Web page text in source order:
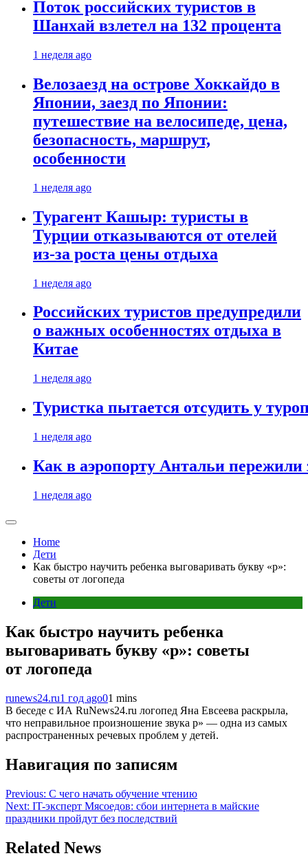
Поток российских туристов в
Шанхай взлетел на 132 процента
1 неделя ago
Велозаезд на острове Хоккайдо в
Японии, заезд по Японии:
путешествие на велосипеде, цена,
безопасность, маршрут,
особенности
1 неделя ago
Турагент Кашыр: туристы в
Турции отказываются от отелей
из-за роста цены отдыха
1 неделя ago
Российских туристов предупредили
о важных особенностях отдыха в
Китае
1 неделя ago
Туристка пытается отсудить у
1 неделя ago
Как в аэропорту Антальи
1 неделя ago
Home
Дети
Как быстро научить ребенка выговаривать букву «р»:
советы от логопеда
Дети
Как быстро научить ребенка
выговаривать букву «р»: советы
от логопеда
runews24.ru1 год ago01 mins
В беседе с ИА RuNews24.ru логопед Яна Евсеева раскрыла,
что неправильное произношение звука р» — одна из самых
распространенных речевых проблем у детей.
Навигация по записям
Previous: С чего начать обучение чтению
Next: IT-эксперт Мясоедов: сбои интернета в майские
праздники пройдут без последствий
Related News